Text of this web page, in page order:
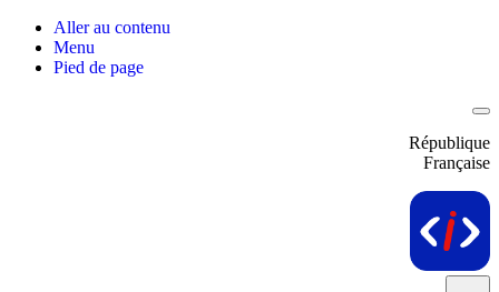
Aller au contenu
Menu
Pied de page
République
Française